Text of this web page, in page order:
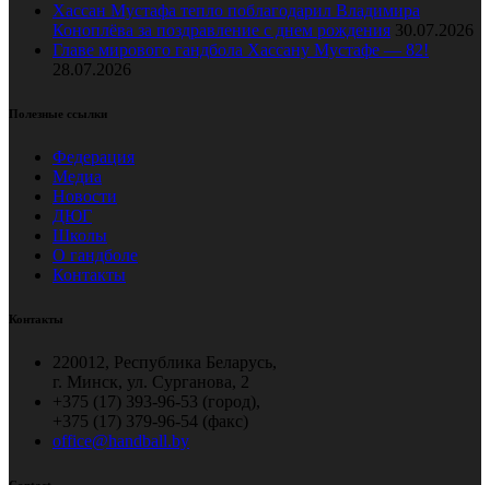
Хассан Мустафа тепло поблагодарил Владимира
Коноплёва за поздравление с днем рождения 30.07.2026
Главе мирового гандбола Хассану Мустафе — 82!
28.07.2026
Полезные ссылки
Федерация
Медиа
Новости
ДЮГ
Школы
О гандболе
Контакты
Контакты
220012, Республика Беларусь,
г. Минск, ул. Сурганова, 2
+375 (17) 393-96-53 (город),
+375 (17) 379-96-54 (факс)
office@handball.by